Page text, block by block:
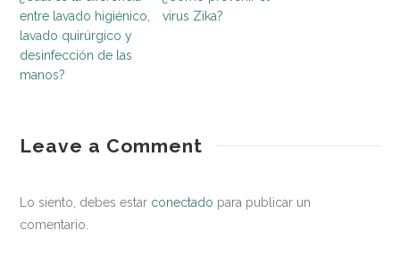
entre lavado higiénico,
lavado quirúrgico y
desinfección de las
manos?
virus Zika?
saludableGérmenes
el
transporte
Leave a Comment
Lo siento, debes estar conectado para publicar un
comentario.